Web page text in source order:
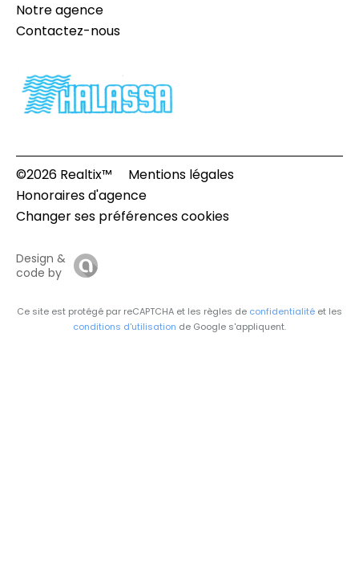
Notre agence
Contactez-nous
©2026 Realtix™
Mentions légales
Honoraires d'agence
Changer ses préférences cookies
Design &
code by
Ce site est protégé par reCAPTCHA et les règles de confidentialité et les
conditions d'utilisation de Google s'appliquent.